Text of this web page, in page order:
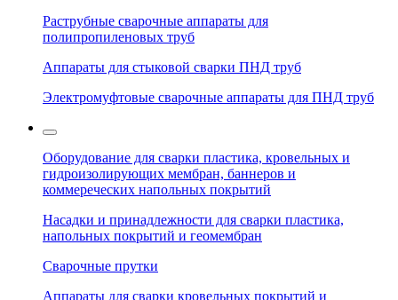
Раструбные сварочные аппараты для
полипропиленовых труб
Аппараты для стыковой сварки ПНД труб
Электромуфтовые сварочные аппараты для ПНД труб
Оборудование для сварки пластика, кровельных и
гидроизолирующих мембран, баннеров и
коммереческих напольных покрытий
Насадки и принадлежности для сварки пластика,
напольных покрытий и геомембран
Сварочные прутки
Аппараты для сварки кровельных покрытий и